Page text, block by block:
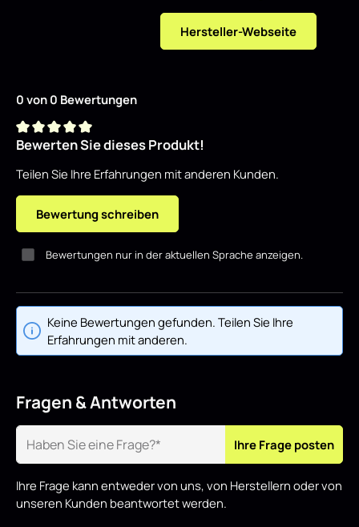
Hersteller-Webseite
0 von 0 Bewertungen
Durchschnittliche Bewertung von 0 von 5 Sternen
Bewerten Sie dieses Produkt!
Teilen Sie Ihre Erfahrungen mit anderen Kunden.
Bewertung schreiben
Bewertungen nur in der aktuellen Sprache anzeigen.
Keine Bewertungen gefunden. Teilen Sie Ihre
Erfahrungen mit anderen.
Fragen & Antworten
Ihre Frage posten
Ihre Frage kann entweder von uns, von Herstellern oder von
unseren Kunden beantwortet werden.